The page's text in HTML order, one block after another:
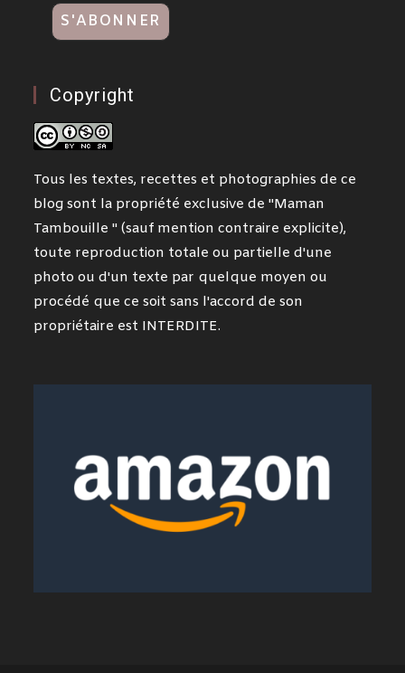
Copyright
Tous les textes, recettes et photographies de ce
blog sont la propriété exclusive de "Maman
Tambouille " (sauf mention contraire explicite),
toute reproduction totale ou partielle d'une
photo ou d'un texte par quelque moyen ou
procédé que ce soit sans l'accord de son
propriétaire est INTERDITE.